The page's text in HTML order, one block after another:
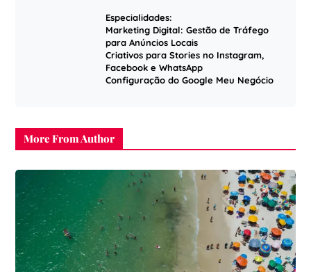
Especialidades:
Marketing Digital: Gestão de Tráfego
para Anúncios Locais
Criativos para Stories no Instagram,
Facebook e WhatsApp
Configuração do Google Meu Negócio
More From Author